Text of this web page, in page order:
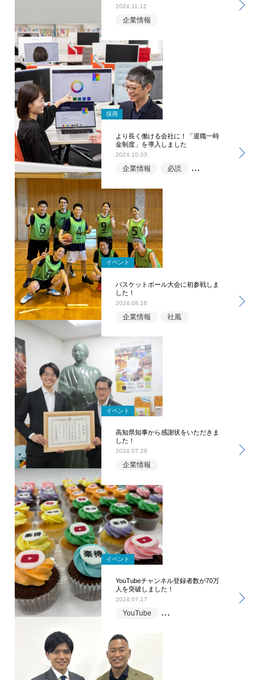
2024.11.12
企業情報
採用
より長く働ける会社に！「退職一時
金制度」を導入しました
2024.10.03
企業情報 必読 福利厚生
イベント
バスケットボール大会に初参戦しま
した！
2024.08.16
企業情報 社風
イベント
高知県知事から感謝状をいただきま
した！
2024.07.29
企業情報
イベント
YouTubeチャンネル登録者数が70万
人を突破しました！
2024.07.17
YouTube マーケティング部